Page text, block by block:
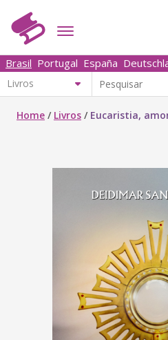
Brasil Portugal España
Home / Livros / Eucaristia,